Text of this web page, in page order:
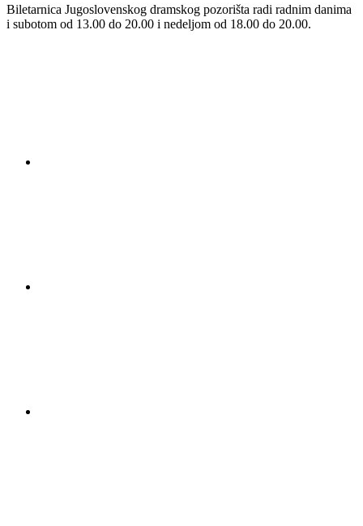
Biletarnica Jugoslovenskog dramskog pozorišta radi radnim danima
i subotom od 13.00 do 20.00 i nedeljom od 18.00 do 20.00.